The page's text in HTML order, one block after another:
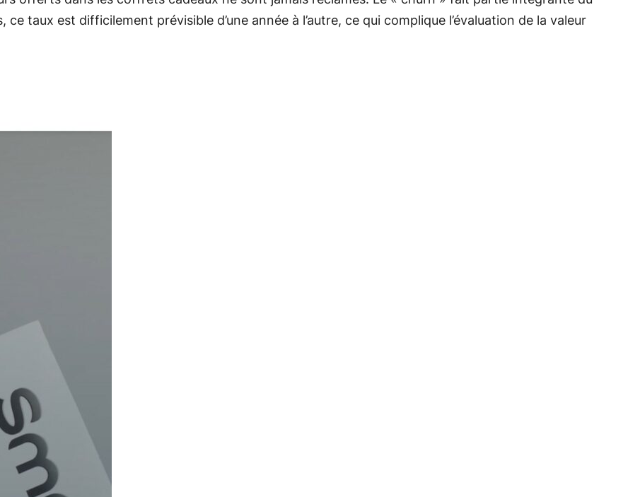
taux est difficilement prévisible d’une année à l’autre, ce qui complique l’évaluation de la valeur